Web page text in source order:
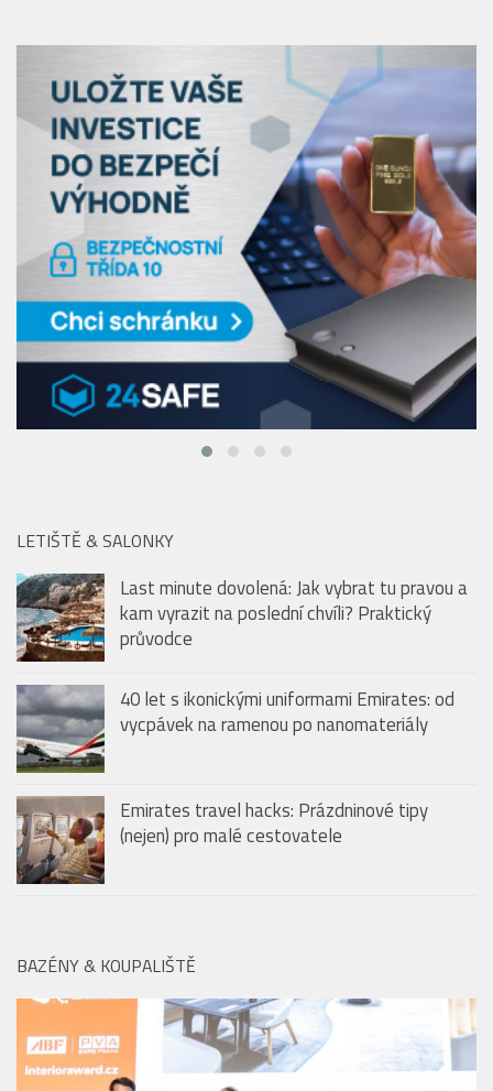
pražské Sauny Vltava už tento pátek
LETIŠTĚ & SALONKY
kam vyrazit na poslední chvíli? Praktický
průvodce
Emirates travel hacks: Prázdninové tipy
(nejen) pro malé cestovatele